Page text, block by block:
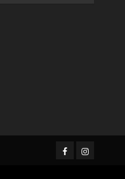
FacebookInstagram